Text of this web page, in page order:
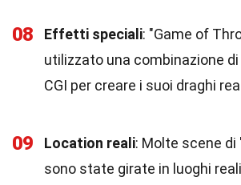
08 Effetti speciali: "Game of
utilizzato una combinazione
CGI per creare i suoi draghi
09 Location reali: Molte scene di
sono state girate in luoghi